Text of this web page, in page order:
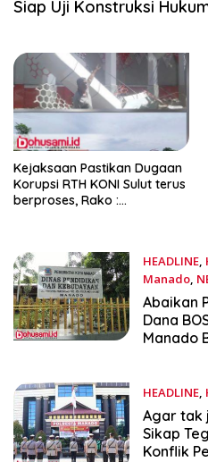
Siap Uji Konstruksi
Kejaksaan Pastikan Dugaan
Korupsi RTH KONI Sulut terus
berproses, Rako :
HEADLINE,
Manado,
Februari 1,
Abaikan
Dana
Manado
HEADLINE,
November
Agar tak
Sikap
Konflik